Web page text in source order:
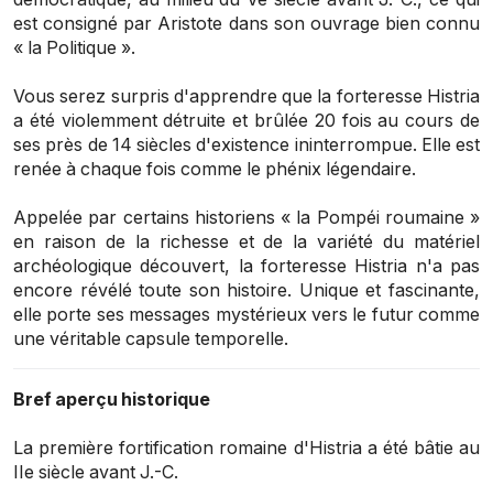
est consigné par Aristote dans son ouvrage bien connu
« la Politique ».
Vous serez surpris d'apprendre que la forteresse Histria
a été violemment détruite et brûlée 20 fois au cours de
ses près de 14 siècles d'existence ininterrompue. Elle est
renée à chaque fois comme le phénix légendaire.
Appelée par certains historiens « la Pompéi roumaine »
en raison de la richesse et de la variété du matériel
archéologique découvert, la forteresse Histria n'a pas
encore révélé toute son histoire. Unique et fascinante,
elle porte ses messages mystérieux vers le futur comme
une véritable capsule temporelle.
Bref aperçu historique
La première fortification romaine d'Histria a été bâtie au
IIe siècle avant J.-C.